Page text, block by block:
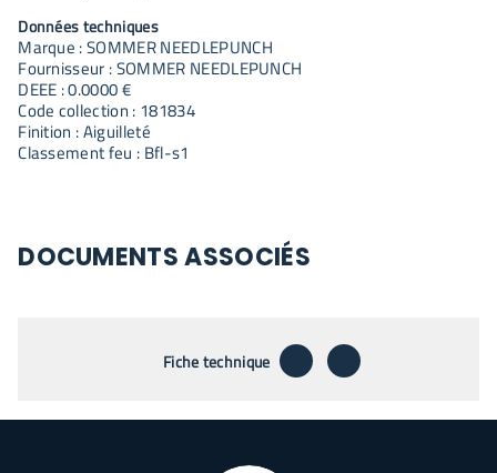
Données techniques
Marque : SOMMER NEEDLEPUNCH
Fournisseur : SOMMER NEEDLEPUNCH
DEEE : 0.0000 €
Code collection : 181834
Finition : Aiguilleté
Classement feu : Bfl-s1
DOCUMENTS ASSOCIÉS
Fiche technique téléchargerenvoyer par